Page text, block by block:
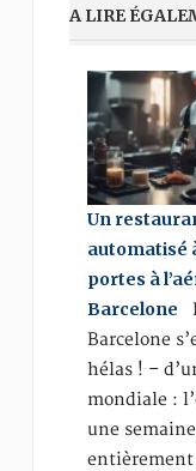
A LIRE
Un
automatisé
portes à
Barcelone
Barcelone
hélas ! –
mondiale :
une
entièrement